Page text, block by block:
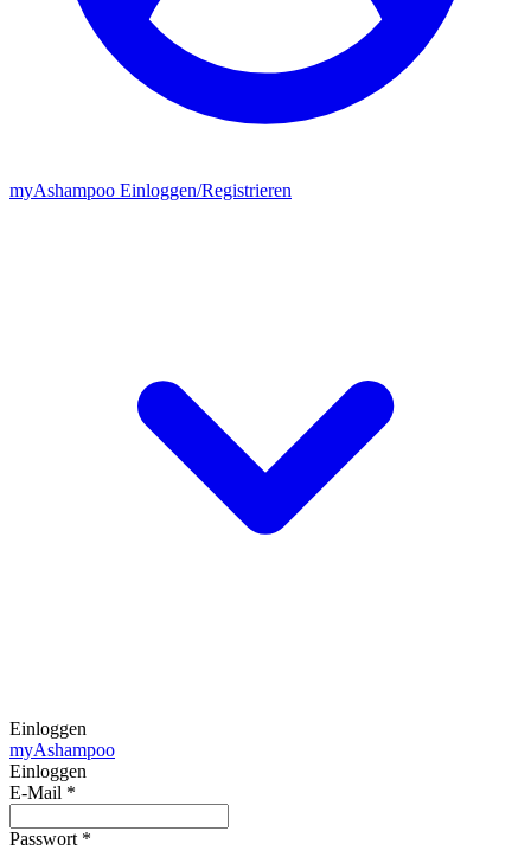
myAshampoo Einloggen/Registrieren
Einloggen
myAshampoo
Einloggen
E-Mail *
Passwort *